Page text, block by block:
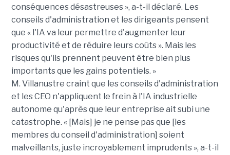
conséquences désastreuses », a-t-il déclaré. Les
conseils d'administration et les dirigeants pensent
que « l'IA va leur permettre d'augmenter leur
productivité et de réduire leurs coûts ». Mais les
risques qu'ils prennent peuvent être bien plus
importants que les gains potentiels. »
M. Villanustre craint que les conseils d'administration
et lesCEO n'appliquent le frein à l'IA industrielle
autonome qu'après que leur entreprise ait subi une
catastrophe. « [Mais] je ne pense pas que [les
membres du conseil d'administration] soient
malveillants, juste incroyablement imprudents », a-t-il